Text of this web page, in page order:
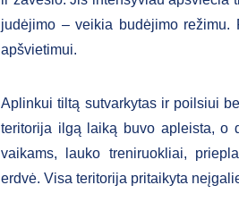
judėjimo – veikia budėjimo režimu.
apšvietimui.
Aplinkui tiltą sutvarkytas ir poilsiui
teritorija ilgą laiką buvo apleista, o
vaikams, lauko treniruokliai,
erdvė. Visa teritorija pritaikyta